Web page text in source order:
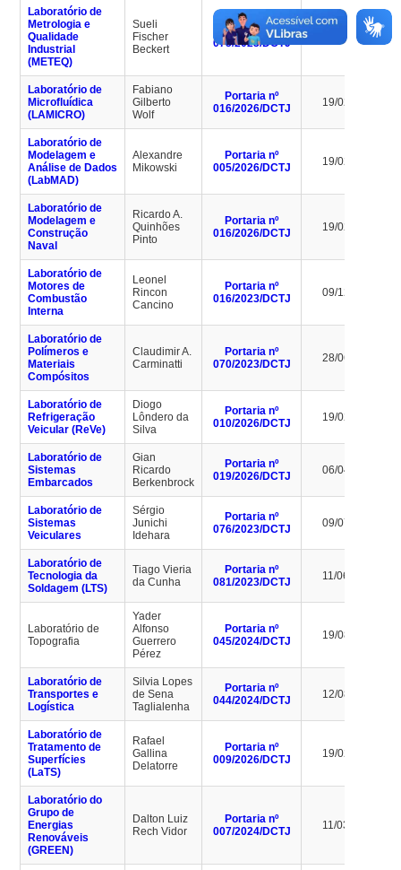
Laboratório de
Metrologia e
Qualidade
Industrial
(METEQ)
Sueli
Fischer
Beckert
Portaria nº
075/2023/DCTJ
10/07/2027
Laboratório de
Microfluídica
(LAMICRO)
Fabiano
Gilberto
Wolf
Portaria nº
016/2026/DCTJ
19/02/2030
Laboratório de
Modelagem e
Análise de Dados
(LabMAD)
Alexandre
Mikowski
Portaria nº
005/2026/DCTJ
19/02/2030
Laboratório de
Modelagem e
Construção
Naval
Ricardo A.
Quinhões
Pinto
Portaria nº
016/2026/DCTJ
19/02/2030
Laboratório de
Motores de
Combustão
Interna
Leonel
Rincon
Cancino
Portaria nº
016/2023/DCTJ
09/12/2026
Laboratório de
Polímeros e
Materiais
Compósitos
Claudimir A.
Carminatti
Portaria nº
070/2023/DCTJ
28/06/2027
Laboratório de
Refrigeração
Veicular (ReVe)
Diogo
Lôndero da
Silva
Portaria nº
010/2026/DCTJ
19/02/2030
Laboratório de
Sistemas
Embarcados
Gian
Ricardo
Berkenbrock
Portaria nº
019/2026/DCTJ
06/04/2030
Laboratório de
Sistemas
Veiculares
Sérgio
Junichi
Idehara
Portaria nº
076/2023/DCTJ
09/07/2027
Laboratório de
Tecnologia da
Soldagem (LTS)
Tiago Vieria
da Cunha
Portaria nº
081/2023/DCTJ
11/06/2027
Laboratório de
Topografia
Yader
Alfonso
Guerrero
Pérez
Portaria nº
045/2024/DCTJ
19/08/2027
Laboratório de
Transportes e
Logística
Silvia Lopes
de Sena
Taglialenha
Portaria nº
044/2024/DCTJ
12/08/2028
Laboratório de
Tratamento de
Superfícies
(LaTS)
Rafael
Gallina
Delatorre
Portaria nº
009/2026/DCTJ
19/02/2030
Laboratório do
Grupo de
Energias
Renováveis
(GREEN)
Dalton Luiz
Rech Vidor
Portaria nº
007/2024/DCTJ
11/03/2028